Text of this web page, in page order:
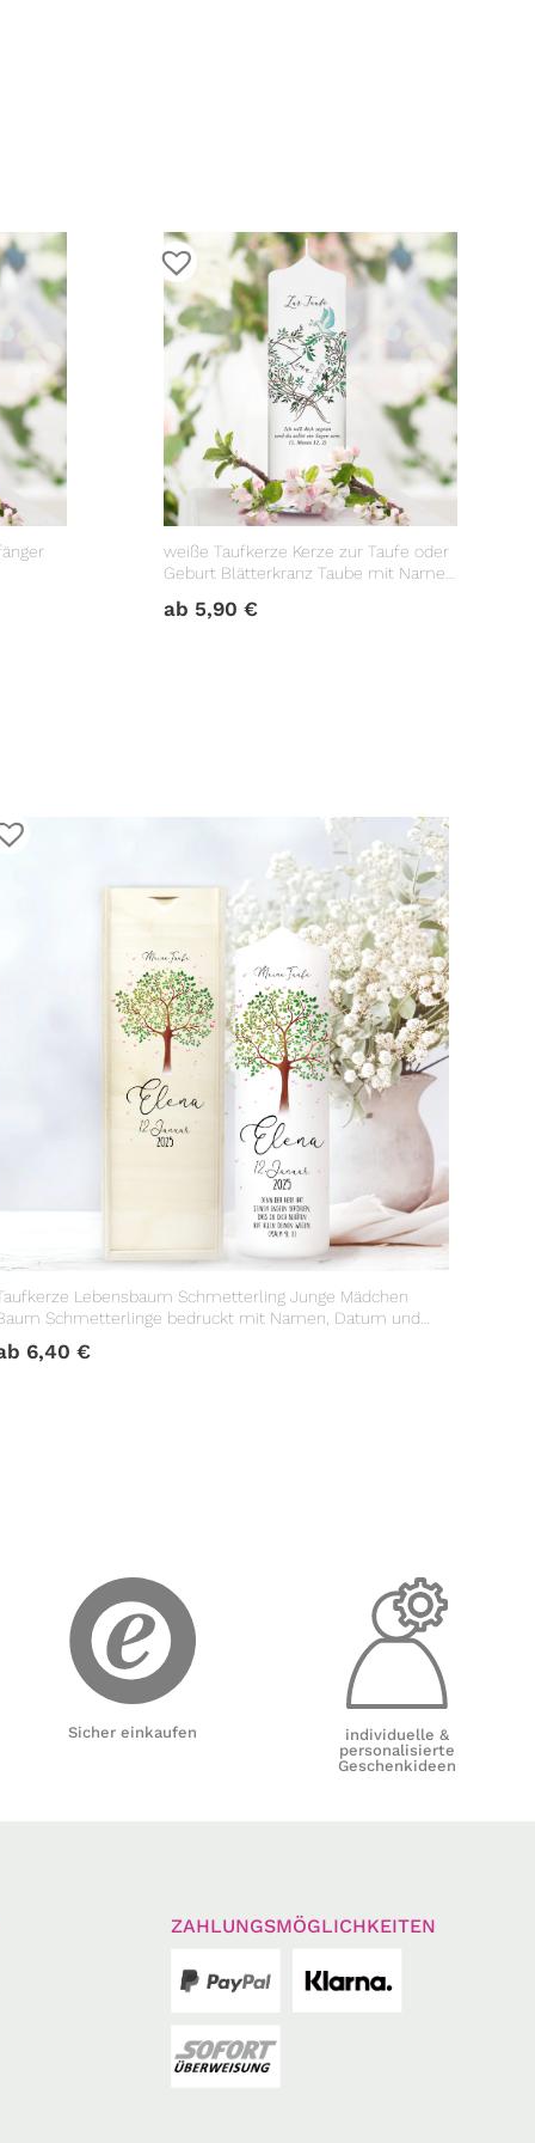
weiße Taufkerze Kerze zur Taufe oder
Geburt Blätterkranz Taube mit Name
ab 5,90€
Lebensbaum Schmetterling Junge Mädchen
Schmetterlinge bedruckt mit Namen, Datum und
Taufspruch
6,40 €
Sicher einkaufen
individuelle &
personalisierte
Geschenkideen
ZAHLUNGSMÖGLICHKEITEN